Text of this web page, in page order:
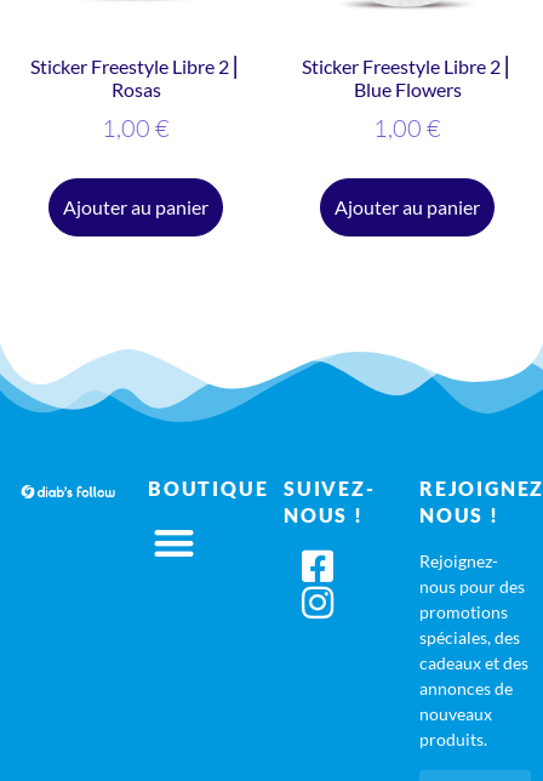
Sticker Freestyle Libre 2 ⎜
Rosas
1,00 €
Ajouter au panier
Sticker Freestyle Libre 2 ⎜
Blue Flowers
1,00 €
Ajouter au panier
BOUTIQUE
SUIVEZ-
NOUS !
NOUS !
Rejoignez-
nous pour des
promotions
spéciales, des
cadeaux et des
annonces de
nouveaux
produits.